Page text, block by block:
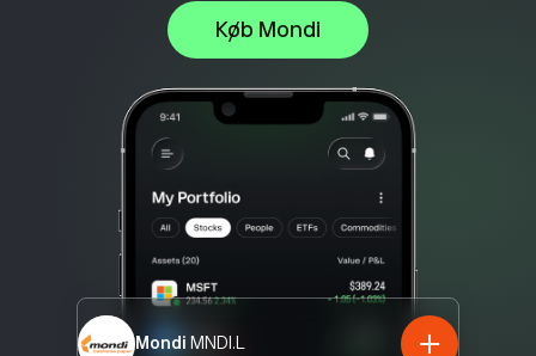
Køb Mondi
Mondi MNDI.L